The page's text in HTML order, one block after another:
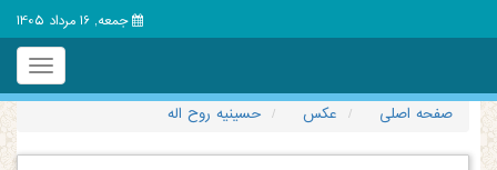
جمعه, 16 مرداد 1405
Toggle
صفحه اصلی
عکس حسینیه روح اله